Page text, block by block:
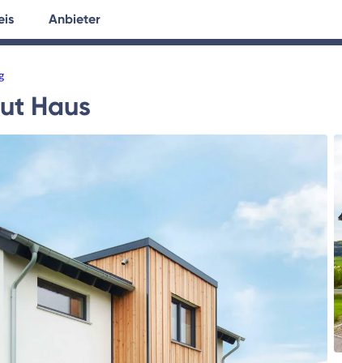
Hausplanung
Haus
Anbieter